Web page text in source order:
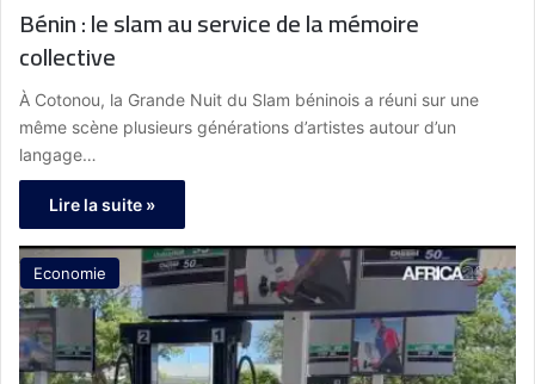
Bénin : le slam au service de la mémoire
collective
À Cotonou, la Grande Nuit du Slam béninois a réuni sur une
même scène plusieurs générations d’artistes autour d’un
langage…
Lire la suite »
Economie